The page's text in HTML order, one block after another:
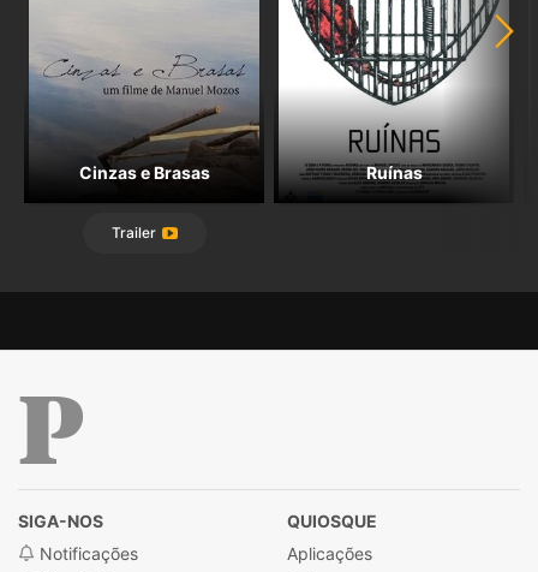
Cinzas e Brasas
Trailer
Ruínas
SIGA-NOS
Notificações
QUIOSQUE
Aplicações